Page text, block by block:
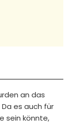
an das
es auch für
sein könnte,